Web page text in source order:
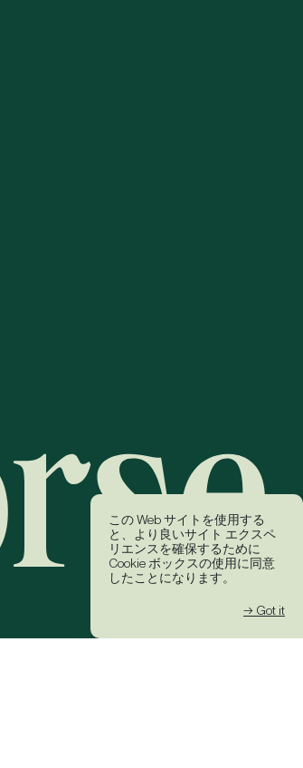
この Web サイトを使用する
と、より良いサイト エクスペ
リエンスを確保するために
Cookie ボックスの使用に同意
したことになります。
→ Got it